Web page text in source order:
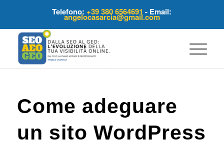
Telefono:+39 380 6564691 - Email:
angelocasarcia@gmail.com
Come adeguare
un sito WordPress